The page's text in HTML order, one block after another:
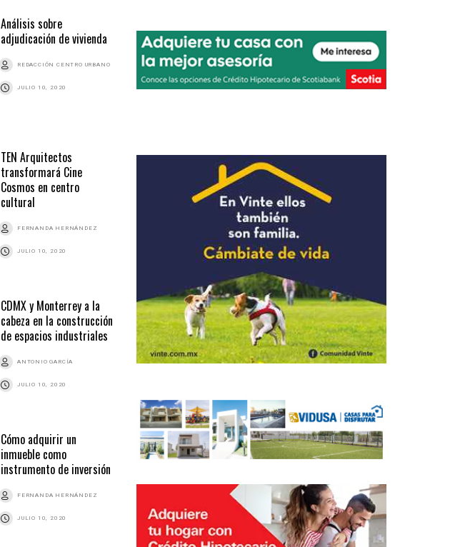
Análisis sobre
adjudicación de vivienda
REDACCIÓN CENTRO URBANO
JULIO 10, 2020
TEN Arquitectos
transformará Cine
Cosmos en centro
cultural
FERNANDA HERNÁNDEZ
JULIO 10, 2020
CDMX y Monterrey a la
cabeza en la construcción
de espacios industriales
ANTONIO GARCÍA
JULIO 10, 2020
Cómo adquirir un
inmueble como
instrumento de inversión
FERNANDA HERNÁNDEZ
JULIO 10, 2020